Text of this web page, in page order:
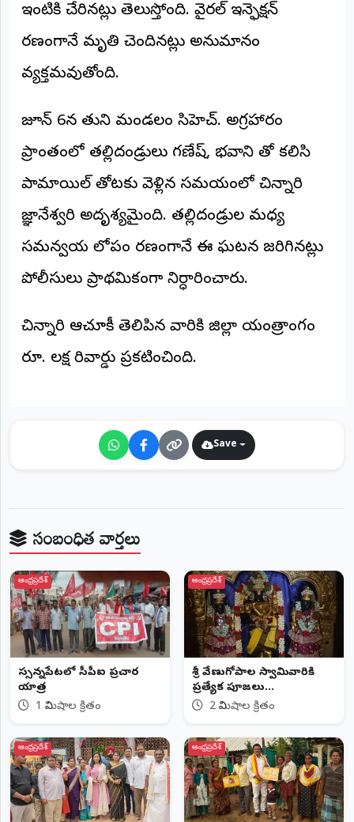
ఇంటికి చేరినట్లు తెలుస్తోంది. వైరల్ ఇన్ఫెక్షన్
కారణంగానే మృతి చెందినట్లు అనుమానం
వ్యక్తమవుతోంది.
జూన్ 6న తుని మండలం సిహెచ్. అగ్రహారం
ప్రాంతంలో తల్లిదండ్రులు గణేష్, భవాని తో కలిసి
పామాయిల్ తోటకు వెళ్లిన సమయంలో చిన్నారి
జ్ఞానేశ్వరి అదృశ్యమైంది. తల్లిదండ్రుల మధ్య
సమన్వయ లోపం కారణంగానే ఈ ఘటన జరిగినట్లు
పోలీసులు ప్రాథమికంగా నిర్ధారించారు.
చిన్నారి ఆచూకీ తెలిపిన వారికి జిల్లా యంత్రాంగం
రూ. లక్ష రివార్డు ప్రకటించింది.
Save
సంబంధిత వార్తలు
ఆంధ్రప్రదేశ్
విస్సన్నపేటలో సీపీఐ ప్రచార
యాత్ర
1 నిమిషాల క్రితం
ఆంధ్రప్రదేశ్
శ్రీ వేణుగోపాల స్వామివారికి
ప్రత్యేక పూజలు...
2 నిమిషాల క్రితం
ఆంధ్రప్రదేశ్ ఆంధ్రప్రదేశ్